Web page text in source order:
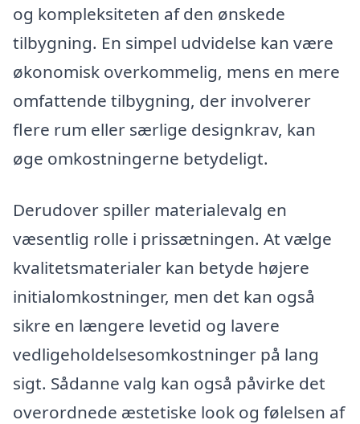
og kompleksiteten af den ønskede
tilbygning. En simpel udvidelse kan være
økonomisk overkommelig, mens en mere
omfattende tilbygning, der involverer
flere rum eller særlige designkrav, kan
øge omkostningerne betydeligt.
Derudover spiller materialevalg en
væsentlig rolle i prissætningen. At vælge
kvalitetsmaterialer kan betyde højere
initialomkostninger, men det kan også
sikre en længere levetid og lavere
vedligeholdelsesomkostninger på lang
sigt. Sådanne valg kan også påvirke det
overordnede æstetiske look og følelsen af